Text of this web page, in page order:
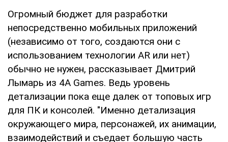
Огромный бюджет для разработки
непосредственно мобильных приложений
(независимо от того, создаются они с
использованием технологии AR или нет)
обычно не нужен, рассказывает Дмитрий
Лымарь из 4A Games. Ведь уровень
детализации пока еще далек от топовых игр
для ПК и консолей. "Именно детализация
окружающего мира, персонажей, их анимации,
взаимодействий и съедает большую часть